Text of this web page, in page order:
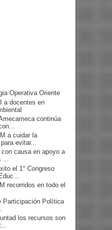
Operativa Oriente
a docentes en
continúa
a cuidar la
evitar...
con causa en apoyo a
...
el 1° Congreso
recorridos en todo el
Participación Política
los recursos son